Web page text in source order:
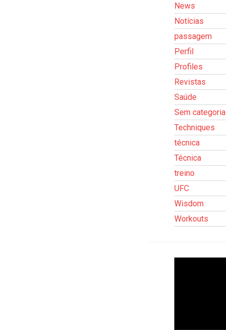
News
Notícias
passagem
Perfil
Profiles
Revistas
Saúde
Sem categoria
Techniques
técnica
Técnica
treino
UFC
Wisdom
Workouts